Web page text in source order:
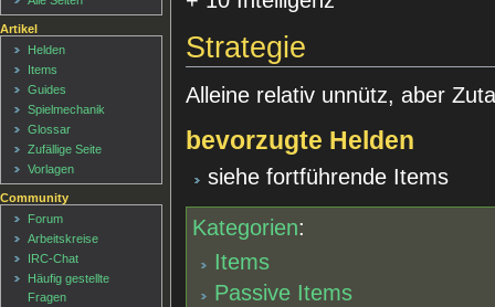
Strategie
Alleine relativ unnütz, aber
bevorzugte Helden
siehe fortführende Items
Kategorien:
Items
Passive Items
Artikel
Helden
Items
Guides
Spielmechanik
Glossar
Zufällige Seite
Vorlagen
Community
Forum
Arbeitskreise
IRC-Chat
Häufig gestellte
Fragen